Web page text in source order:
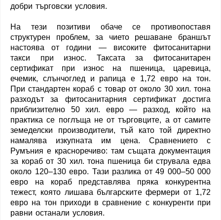
добри търговски условия.
На тези позитиви обаче се противопоставя
структурен проблем, за чието решаване браншът
настоява от години — високите фитосанитарни
такси при износ. Таксата за фитосанитарен
сертификат при износ на пшеница, царевица,
ечемик, слънчоглед и рапица е 1,72 евро на тон.
При стандартен кораб с товар от около 30 хил. тона
разходът за фитосанитарния сертификат достига
приблизително 50 хил. евро — разход, който на
практика се поглъща не от търговците, а от самите
земеделски производители, тъй като той директно
намалява изкупната им цена. Сравнението с
Румъния е красноречиво: там същата документация
за кораб от 30 хил. тона пшеница би струвала едва
около 120–130 евро. Тази разлика от 49 000–50 000
евро на кораб представлява пряка конкурентна
тежест, която лишава българските фермери от 1,72
евро на тон приходи в сравнение с конкуренти при
равни останали условия.